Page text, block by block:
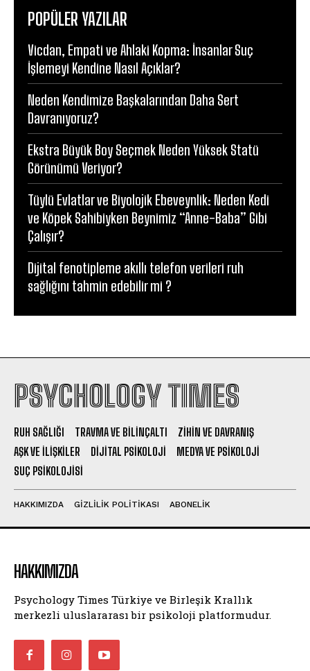
POPÜLER YAZILAR
Vicdan, Empati ve Ahlaki Kopma: İnsanlar Suç
İşlemeyi Kendine Nasıl Açıklar?
Neden Kendimize Başkalarından Daha Sert
Davranıyoruz?
Ekstra Büyük Boy Seçmek Neden Yüksek Statü
Görünümü Veriyor?
Tüylü Evlatlar ve Biyolojik Ebeveynlik: Neden Kedi
ve Köpek Sahibiyken Beynimiz “Anne-Baba” Gibi
Çalışır?
Dijital fenotipleme akıllı telefon verileri ruh
sağlığını tahmin edebilir mi ?
PSYCHOLOGY TIMES
RUH SAĞLIĞI TRAVMA VE BILINÇALTI
ZIHIN VE DAVRANIŞ
AŞK VE İLIŞKILER
DIJITAL PSIKOLOJI
MEDYA VE PSIKOLOJI
SUÇ PSIKOLOJISI
HAKKIMIZDA GIZLILIK POLITIKASI ABONELIK
HAKKIMIZDA
Psychology Times Türkiye ve Birleşik Krallık
merkezli uluslararası bir psikoloji platformudur.